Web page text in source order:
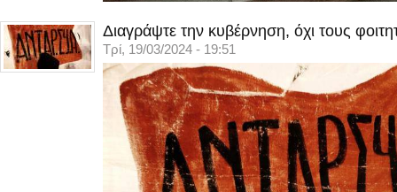
Διαγράψτε την κυβέρνηση, όχι τους
Τρί, 19/03/2024 - 19:51